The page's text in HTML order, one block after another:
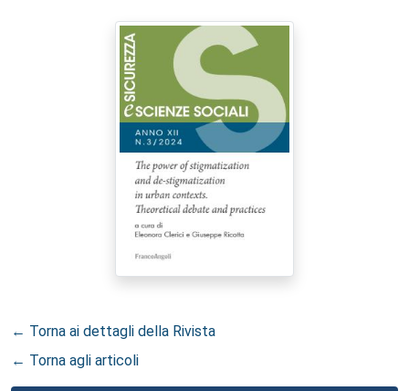
← Torna ai dettagli della Rivista
← Torna agli articoli